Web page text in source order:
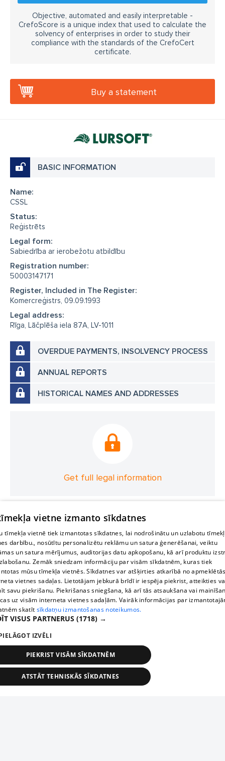
Objective, automated and easily interpretable -
CrefoScore is a unique index that used to calculate the
solvency of enterprises in order to study their
compliance with the standards of the CrefoCert
certificate.
Buy a statement
BASIC INFORMATION
Name:
CSSL
Status:
Reģistrēts
Legal form:
Sabiedrība ar ierobežotu atbildību
Registration number:
50003147171
Register, Included in The Register:
Komercreģistrs, 09.09.1993
Legal address:
Rīga, Lāčplēša iela 87A, LV-1011
OVERDUE PAYMENTS, INSOLVENCY PROCESS
ANNUAL REPORTS
HISTORICAL NAMES AND ADDRESSES
Get full legal information
vietne izmanto sīkdatnes
tīmekļa vietnē tiek izmantotas sīkdatnes, lai nodrošinātu un uzlabotu
darbību., nosūtītu personalizētu reklāmu un satura ģenerēšanai, veiktu
un satura mērījumus, auditorijas datu apkopošanu, kā arī produktu
Zemāk sniedzam informāciju par visām sīkdatnēm, kuras tiek
mūsu tīmekļa vietnēs. Sīkdatnes var atšķirties atkarībā no
vietnes sadaļas. Lietotājam jebkurā brīdī ir iespēja piekrist, atteikties
savu piekrišanu. Piekrišanas sniegšana, kā arī tās atsaukšana vai
uz visām interneta vietnes sadaļām. Vairāk informācijas par
skatīt sīkdatņu izmantošanas noteikumos.
VISUS PARTNERUS (1718) →
IZVĒLI
PIEKRIST VISĀM SĪKDATNĒM
ATSTĀT TEHNISKĀS SĪKDATNES